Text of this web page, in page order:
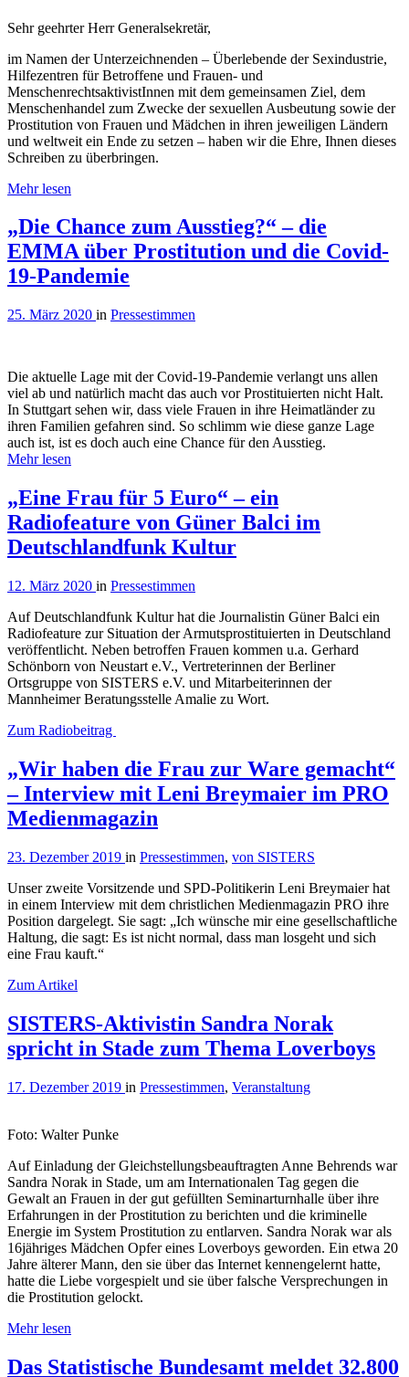
Sehr geehrter Herr Generalsekretär,
im Namen der Unterzeichnenden – Überlebende der Sexindustrie,
Hilfezentren für Betroffene und Frauen- und
MenschenrechtsaktivistInnen mit dem gemeinsamen Ziel, dem
Menschenhandel zum Zwecke der sexuellen Ausbeutung sowie der
Prostitution von Frauen und Mädchen in ihren jeweiligen Ländern
und weltweit ein Ende zu setzen – haben wir die Ehre, Ihnen dieses
Schreiben zu überbringen.
Mehr lesen
„Die Chance zum Ausstieg?“ – die
EMMA über Prostitution und die Covid-
19-Pandemie
25. März 2020 in Pressestimmen
Die aktuelle Lage mit der Covid-19-Pandemie verlangt uns allen
viel ab und natürlich macht das auch vor Prostituierten nicht Halt.
In Stuttgart sehen wir, dass viele Frauen in ihre Heimatländer zu
ihren Familien gefahren sind. So schlimm wie diese ganze Lage
auch ist, ist es doch auch eine Chance für den Ausstieg.
Mehr lesen
„Eine Frau für 5 Euro“ – ein
Radiofeature von Güner Balci im
Deutschlandfunk Kultur
12. März 2020 in Pressestimmen
Auf Deutschlandfunk Kultur hat die Journalistin Güner Balci ein
Radiofeature zur Situation der Armutsprostituierten in Deutschland
veröffentlicht. Neben betroffen Frauen kommen u.a. Gerhard
Schönborn von Neustart e.V., Vertreterinnen der Berliner
Ortsgruppe von SISTERS e.V. und Mitarbeiterinnen der
Mannheimer Beratungsstelle Amalie zu Wort.
Zum Radiobeitrag
„Wir haben die Frau zur Ware gemacht“
– Interview mit Leni Breymaier im PRO
Medienmagazin
23. Dezember 2019 in Pressestimmen, von SISTERS
Unser zweite Vorsitzende und SPD-Politikerin Leni Breymaier hat
in einem Interview mit dem christlichen Medienmagazin PRO ihre
Position dargelegt. Sie sagt: „Ich wünsche mir eine gesellschaftliche
Haltung, die sagt: Es ist nicht normal, dass man losgeht und sich
eine Frau kauft.“
Zum Artikel
SISTERS-Aktivistin Sandra Norak
spricht in Stade zum Thema Loverboys
17. Dezember 2019 in Pressestimmen, Veranstaltung
Foto: Walter Punke
Auf Einladung der Gleichstellungsbeauftragten Anne Behrends war
Sandra Norak in Stade, um am Internationalen Tag gegen die
Gewalt an Frauen in der gut gefüllten Seminarturnhalle über ihre
Erfahrungen in der Prostitution zu berichten und die kriminelle
Energie im System Prostitution zu entlarven. Sandra Norak war als
16jähriges Mädchen Opfer eines Loverboys geworden. Ein etwa 20
Jahre älterer Mann, den sie über das Internet kennengelernt hatte,
hatte die Liebe vorgespielt und sie über falsche Versprechungen in
die Prostitution gelockt.
Mehr lesen
Das Statistische Bundesamt meldet 32.800